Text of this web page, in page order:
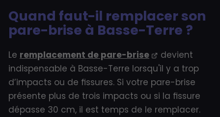
Quand faut-il remplacer son
pare-brise à Basse-Terre ?
Le remplacement de pare-brise
devient
indispensable à Basse-Terre lorsqu'il y a trop
d’impacts ou de fissures. Si votre pare-brise
présente plus de trois impacts ou si la fissure
dépasse 30 cm, il est temps de le remplacer.